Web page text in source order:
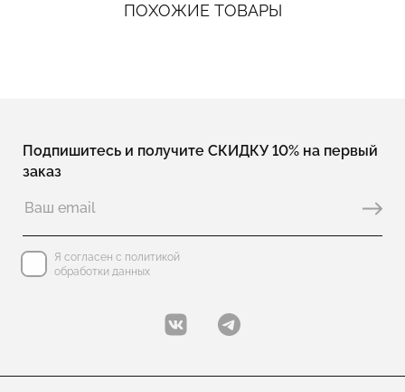
ПОХОЖИЕ ТОВАРЫ
Подпишитесь и получите СКИДКУ 10% на первый
заказ
Я согласен с политикой
обработки данных